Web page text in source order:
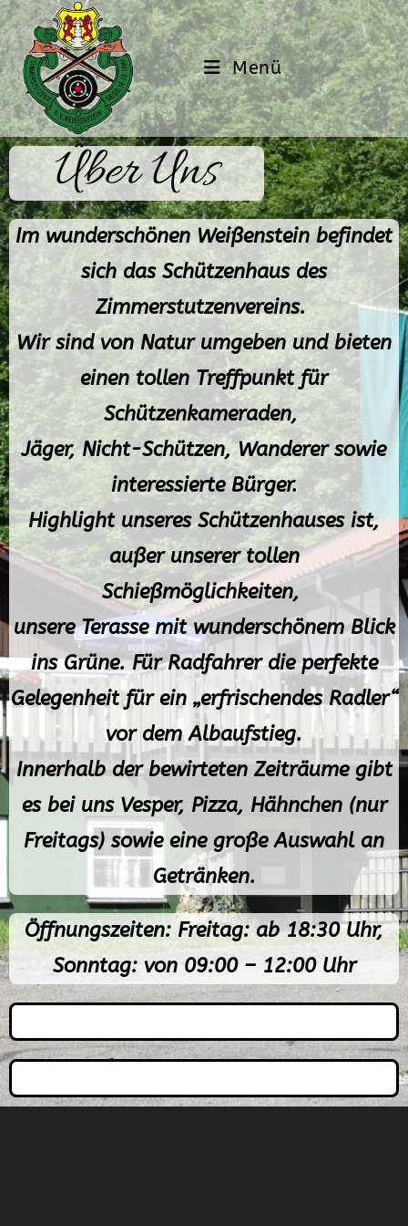
Menü
Über Uns
Im wunderschönen Weißenstein befindet
sich das Schützenhaus des
Zimmerstutzenvereins.
Wir sind von Natur umgeben und bieten
einen tollen Treffpunkt für
Schützenkameraden,
Jäger, Nicht-Schützen, Wanderer sowie
interessierte Bürger.
Highlight unseres Schützenhauses ist,
außer unserer tollen
Schießmöglichkeiten,
unsere Terasse mit wunderschönem Blick
ins Grüne. Für Radfahrer die perfekte
Gelegenheit für ein „erfrischendes Radler“
vor dem Albaufstieg.
Innerhalb der bewirteten Zeiträume gibt
es bei uns Vesper, Pizza, Hähnchen (nur
Freitags) sowie eine große Auswahl an
Getränken.
Öffnungszeiten: Freitag: ab 18:30 Uhr,
Sonntag: von 09:00 – 12:00 Uhr